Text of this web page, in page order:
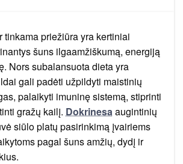
parduotuvės
tinkama priežiūra yra kertiniai
šuns ilgaamžiškumą, energiją
Nors subalansuota dieta yra
gali padėti užpildyti maistinių
palaikyti imuninę sistemą, stiprinti
gražų kailį. Dokrinesa augintinių
siūlo platų pasirinkimą įvairiems
pagal šuns amžių, dydį ir